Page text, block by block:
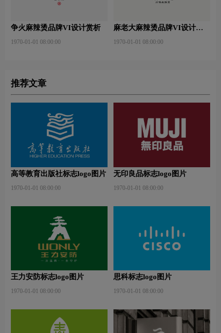
争火麻辣烫品牌VI设计赏析
1970-01-01 08:00:00
麻老大麻辣烫品牌VI设计赏
1970-01-01 08:00:00
推荐文章
高等教育出版社标志logo图片
1970-01-01 08:00:00
无印良品标志logo图片
1970-01-01 08:00:00
王力安防标志logo图片
1970-01-01 08:00:00
思科标志logo图片
1970-01-01 08:00:00